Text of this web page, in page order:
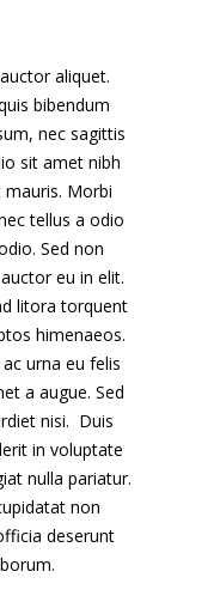
aliquet.
bibendum
nec sagittis
sit amet nibh
Morbi
tellus a odio
Sed non
eu in elit.
litora torquent
himenaeos.
urna eu felis
a augue. Sed
nisi. Duis
in voluptate
nulla pariatur.
non
deserunt